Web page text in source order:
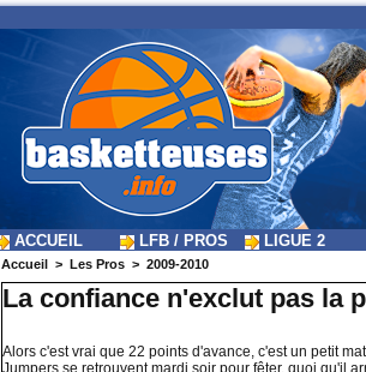
ACCUEIL LFB / PROS LIGUE 2
Accueil > Les Pros > 2009-2010
La confiance n'exclut pas la
Alors c'est vrai que 22 points d'avance, c'est un petit
Jumpers se retrouvent mardi soir pour fêter, quoi qu'il